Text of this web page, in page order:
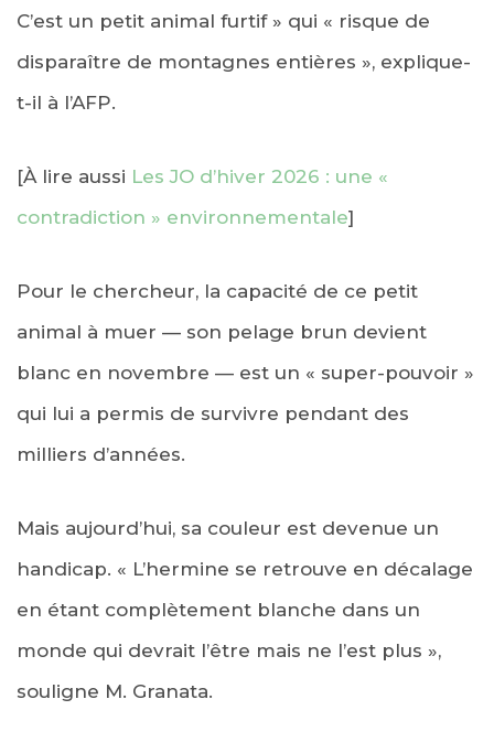
C’est un petit animal furtif » qui « risque de
disparaître de montagnes entières », explique-
t-il à l’AFP.
[À lire aussi Les JO d’hiver 2026 : une «
contradiction » environnementale]
Pour le chercheur, la capacité de ce petit
animal à muer — son pelage brun devient
blanc en novembre — est un « super-pouvoir »
qui lui a permis de survivre pendant des
milliers d’années.
Mais aujourd’hui, sa couleur est devenue un
handicap. « L’hermine se retrouve en décalage
en étant complètement blanche dans un
monde qui devrait l’être mais ne l’est plus »,
souligne M. Granata.